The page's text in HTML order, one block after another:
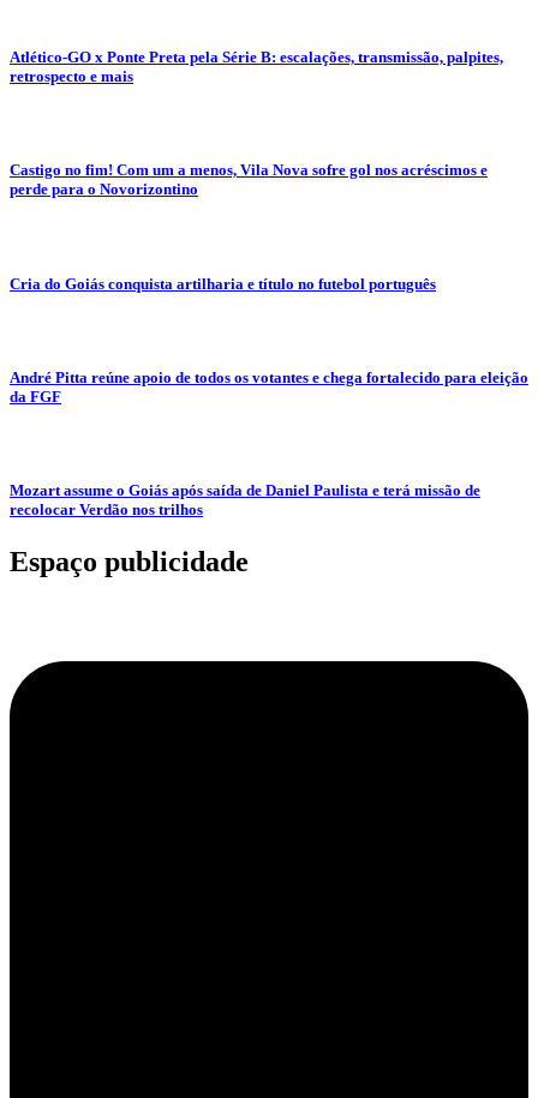
Atlético-GO x Ponte Preta pela Série B: escalações, transmissão, palpites,
retrospecto e mais
Castigo no fim! Com um a menos, Vila Nova sofre gol nos acréscimos e
perde para o Novorizontino
Cria do Goiás conquista artilharia e título no futebol português
André Pitta reúne apoio de todos os votantes e chega fortalecido para eleição
da FGF
Mozart assume o Goiás após saída de Daniel Paulista e terá missão de
recolocar Verdão nos trilhos
Espaço publicidade